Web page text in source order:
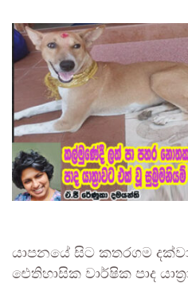
යාපනයේ සිට කතරගම
ඓතිහාසික වාර්ෂික පාද